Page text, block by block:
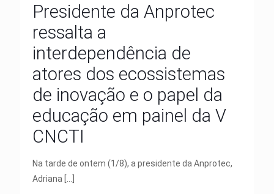
Presidente da Anprotec
ressalta a
interdependência de
atores dos ecossistemas
de inovação e o papel da
educação em painel da V
CNCTI
Na tarde de ontem (1/8), a presidente da Anprotec,
Adriana